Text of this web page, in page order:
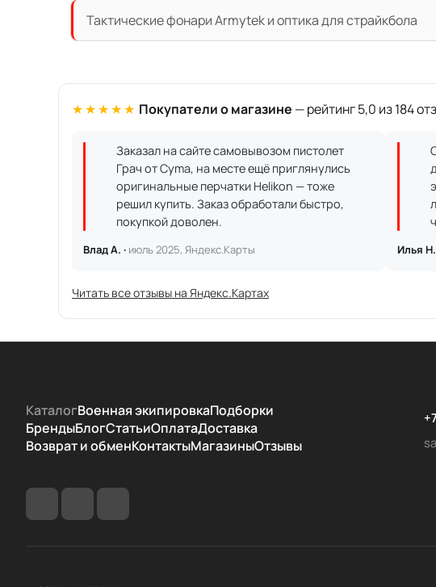
Тактические фонари Armytek и оптика для страйкбола
★★★★★ Покупатели о магазине — рейтинг 5,0 из 184
Заказал на сайте самовывозом пистолет
Грач от Cyma, на месте ещё приглянулись
оригинальные перчатки Helikon — тоже
решил купить. Заказ обработали быстро,
покупкой доволен.
Влад А. · июль 2025, Яндекс.Карты Илья Н.
Читать все отзывы на Яндекс.Картах
КаталогВоенная экипировкаПодборки
БрендыБлогСтатьиОплатаДоставка
Возврат и обменКонтактыМагазиныОтзывы